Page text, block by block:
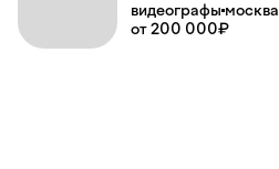
видеографы москва
от 200 000₽